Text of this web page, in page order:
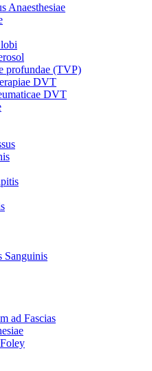
Anaesthesiae
profundae (TVP)
DVT
DVT
Sanguinis
ad Fascias